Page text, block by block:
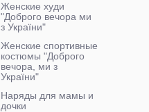
Женские худи
"Доброго вечора ми
з України"
Женские спортивные
костюмы "Доброго
вечора, ми з
України"
Наряды для мамы и
дочки